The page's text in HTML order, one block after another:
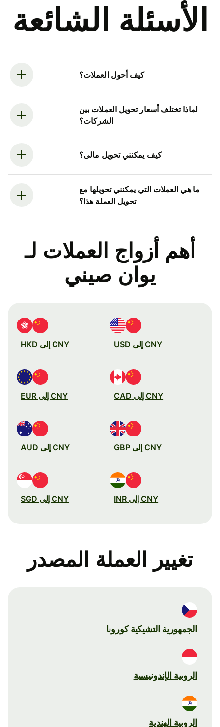
الأسئلة الشائعة
كيف أحول العملات؟
لماذا تختلف أسعار تحويل العملات بين
الشركات؟
كيف يمكنني تحويل مالى؟
ما هي العملات التي يمكنني تحويلها مع
تحويل العملة هذا؟
أهم أزواج العملات لـ
يوان صيني
CNY إلى USD CNY إلى HKD
CNY إلى CAD CNY إلى EUR
CNY إلى GBP CNY إلى AUD
CNY إلى INR CNY إلى SGD
تغيير العملة المصدر
الجمهورية التشيكية كورونا
الروبية الإندونيسية
الروبية الهندية